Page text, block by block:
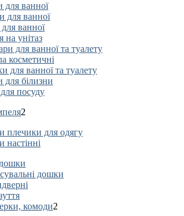
ванної
для ванної
ванної
на унітаз
для ванної та туалету
косметичні
для ванної та туалету
білизни
посуду
2
плечики для одягу
настінні
дошки
комоди2